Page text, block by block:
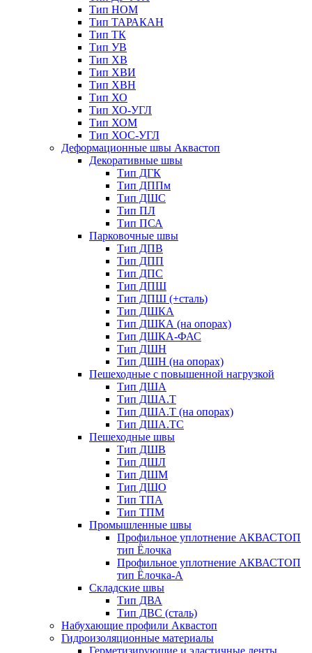
Тип НОМ
Тип ТАРАКАН
Тип ТК
Тип УВ
Тип ХВ
Тип ХВИ
Тип ХВН
Тип ХО
Тип ХО-УГЛ
Тип ХОМ
Тип ХОС-УГЛ
Деформационные швы Аквастоп
Декоративные швы
Тип ДГК
Тип ДППм
Тип ДШС
Тип ПЛ
Тип ПСА
Парковочные швы
Тип ДПВ
Тип ДПП
Тип ДПС
Тип ДПШ
Тип ДПШ (+сталь)
Тип ДШКА
Тип ДШКА (на опорах)
Тип ДШКА-ФАС
Тип ДШН
Тип ДШН (на опорах)
Пешеходные с повышенной нагрузкой
Тип ДША
Тип ДША.Т
Тип ДША.Т (на опорах)
Тип ДША.ТС
Пешеходные швы
Тип ДШВ
Тип ДШЛ
Тип ДШМ
Тип ДШО
Тип ТПА
Тип ТПМ
Промышленные швы
Профильное уплотнение АКВАСТОП
тип Ёлочка
Профильное уплотнение АКВАСТОП
тип Ёлочка-А
Складские швы
Тип ДВА
Тип ДВС (сталь)
Набухающие профили Аквастоп
Гидроизоляционные материалы
Герметизирующие и эластичные ленты